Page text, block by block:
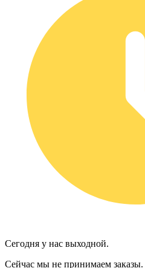
Сегодня у нас выходной.
Сейчас мы не принимаем заказы.